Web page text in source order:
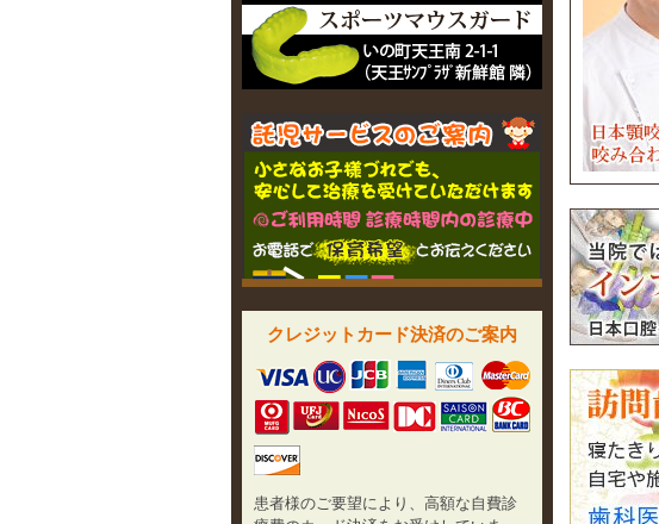
クレジットカード決済のご案内
患者様のご要望により、高額な自費診